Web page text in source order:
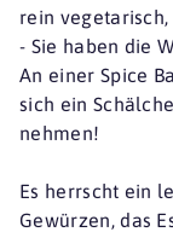
rein
- Sie haben die
An einer Spice
sich ein
nehmen!
Es herrscht ein
Gewürzen, das